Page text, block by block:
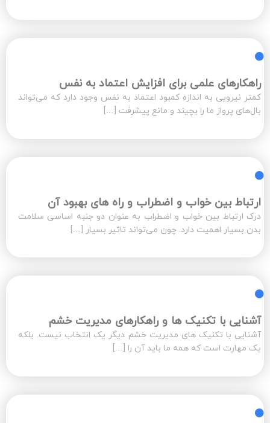
راهکارهای علمی برای افزایش اعتماد به نفس
کمتر نیرویی به اندازه کمبود اعتماد به نفس وجود دارد که می‌تواند
بال‌های پرواز ما را بچیند و مانع پیشرفت […]
ارتباط بین خواب و اضطراب و راه های بهبود آن
درک ارتباط بین خواب و اضطراب به عنوان دو جنبه اساسی سلامت
بدن بسیار اهمیت دارد. چون می‌تواند تاثیر بسیار […]
آشنایی با تکنیک ها و راهکارهای مدیریت خشم
آشنایی با تکنیک های مدیریت خشم دیگر یک انتخاب نیست. بلکه
یک مهارت است که همه ما باید آن را […]